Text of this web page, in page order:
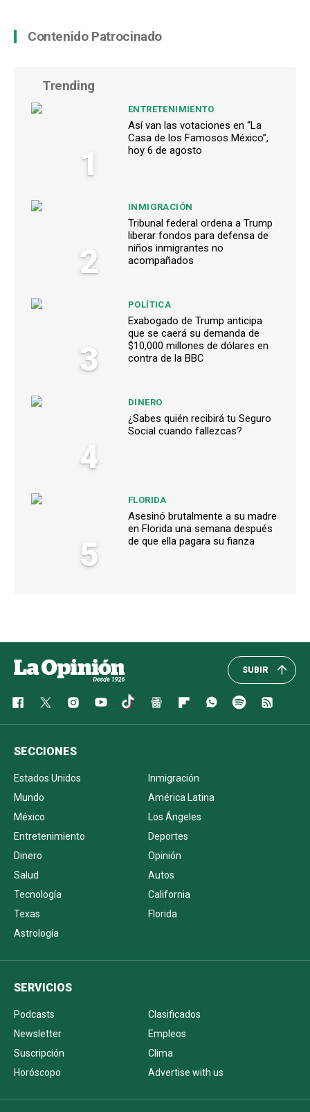
Contenido Patrocinado
Trending
1
ENTRETENIMIENTO
Así van las votaciones en “La
Casa de los Famosos México”,
hoy 6 de agosto
2
INMIGRACIÓN
Tribunal federal ordena a Trump
liberar fondos para defensa de
niños inmigrantes no
acompañados
3
POLÍTICA
Exabogado de Trump anticipa
que se caerá su demanda de
$10,000 millones de dólares en
contra de la BBC
4
DINERO
¿Sabes quién recibirá tu Seguro
Social cuando fallezcas?
5
FLORIDA
Asesinó brutalmente a su madre
en Florida una semana después
de que ella pagara su fianza
SUBIR
SECCIONES
Estados Unidos
Inmigración
Mundo
América Latina
México
Los Ángeles
Entretenimiento
Deportes
Dinero
Opinión
Salud
Autos
Tecnología
California
Texas
Florida
Astrología
SERVICIOS
Podcasts
Clasificados
Newsletter
Empleos
Suscripción
Clima
Horóscopo
Advertise with us